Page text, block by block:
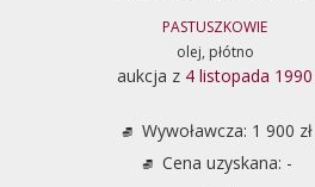
PASTUSZKOWIE
olej, płótno
aukcja z 4 listopada 1990
Wywoławcza: 1 900 zł
Cena uzyskana: -